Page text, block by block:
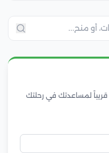
لمساعدتك في رحلتك